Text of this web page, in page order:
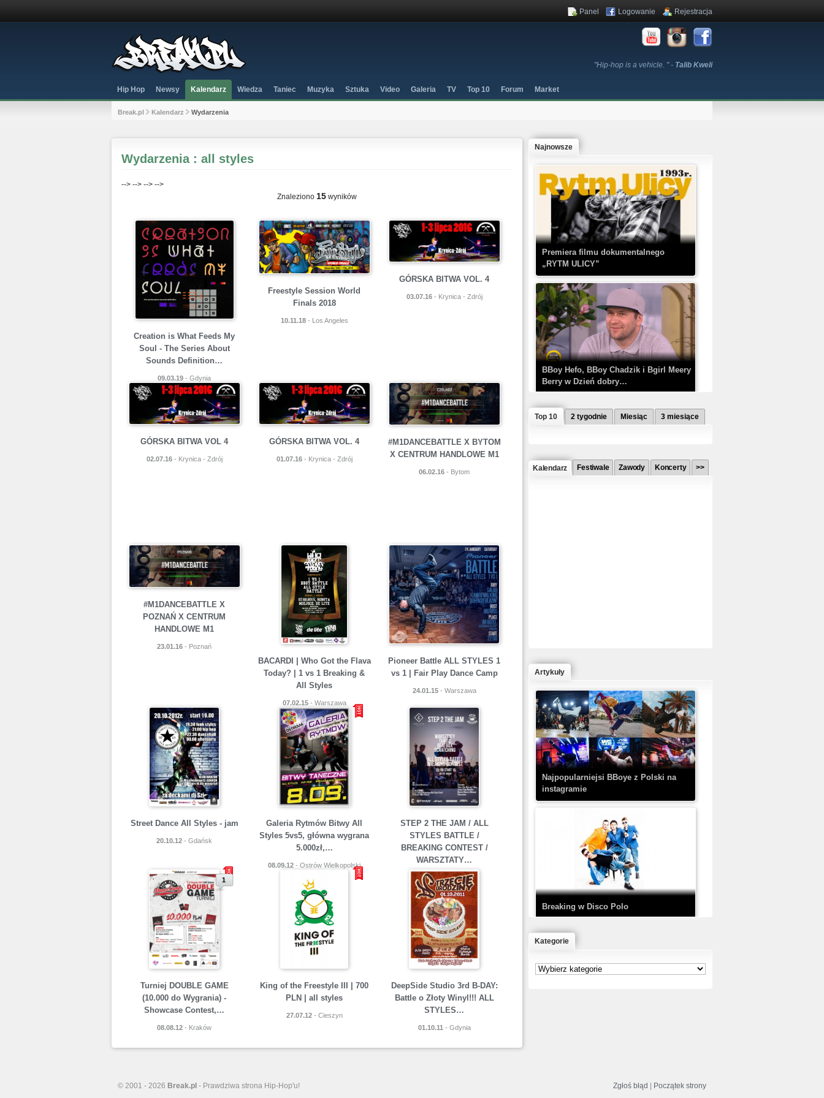
"Hip-hop is a vehicle. " - Talib Kweli
Panel Logowanie Rejestracja
Hip Hop Newsy Kalendarz Wiedza Taniec Muzyka Sztuka Video Galeria TV Top 10 Forum Market
Break.pl Kalendarz Wydarzenia
Wydarzenia : all styles
--> --> --> -->
Znaleziono 15 wyników
Creation is What Feeds My
Soul - The Series About
Sounds Definition…
09.03.19 - Gdynia
Freestyle Session World
Finals 2018
10.11.18- Los Angeles
GÓRSKA BITWA VOL. 4
03.07.16- Krynica - Zdrój
GÓRSKA BITWA VOL 4
02.07.16- Krynica - Zdrój
GÓRSKA BITWA VOL. 4
01.07.16- Krynica - Zdrój
#M1DANCEBATTLE X BYTOM
X CENTRUM HANDLOWE M1
06.02.16 - Bytom
#M1DANCEBATTLE X
POZNAŃ X CENTRUM
HANDLOWE M1
23.01.16 - Poznań
BACARDI | Who Got the Flava
Today? | 1 vs 1 Breaking &
All Styles
07.02.15- Warszawa
Pioneer Battle ALL STYLES 1
vs 1 | Fair Play Dance Camp
24.01.15- Warszawa
Street Dance All Styles - jam
20.10.12 - Gdańsk
Galeria Rytmów Bitwy All
Styles 5vs5, główna wygrana
5.000zł,…
08.09.12 - Ostrów Wielkopolski
STEP 2 THE JAM / ALL
STYLES BATTLE /
BREAKING CONTEST /
WARSZTATY…
26.08.12- Warszawa
1
Turniej DOUBLE GAME
(10.000 do Wygrania) -
Showcase Contest,…
08.08.12 - Kraków
King of the Freestyle III | 700
PLN | all styles
27.07.12- Cieszyn
DeepSide Studio 3rd B-DAY:
Battle o Złoty Winyl!!! ALL
STYLES…
01.10.11 - Gdynia
Najnowsze
Premiera filmu dokumentalnego
„RYTM ULICY”
BBoy Hefo, BBoy Chadzik i Bgirl Meery
Berry w Dzień dobry…
Kaczorex w najnowszym klipie: HRYPA
– Kobieta z walizką
TEDE & SIR MICH - KICKDOWN /
DISCO NOIR
Prod. Chubeats, Scratch:…
Top 10 2 tygodnie Miesiąc 3 miesiące
Kalendarz Festiwale Zawody Koncerty >>
Artykuły
Najpopularniejsi BBoye z Polski na
instagramie
Breaking w Disco Polo
Kategorie
© 2001 - 2026 Break.pl - Prawdziwa strona Hip-Hop'u! Zgłoś błąd Początek strony